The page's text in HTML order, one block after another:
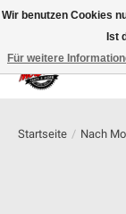
100% schweizer
Startseite / Nach
Wir benutzen Cookies
Ist
Für weitere